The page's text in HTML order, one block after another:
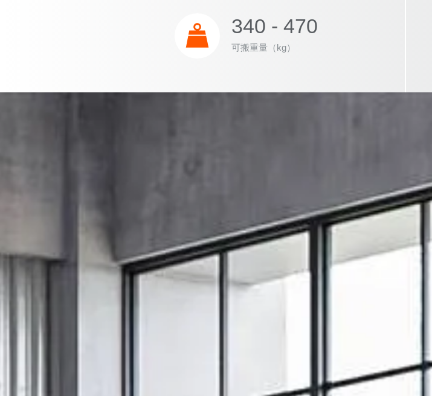
340 - 470
可搬重量（kg）